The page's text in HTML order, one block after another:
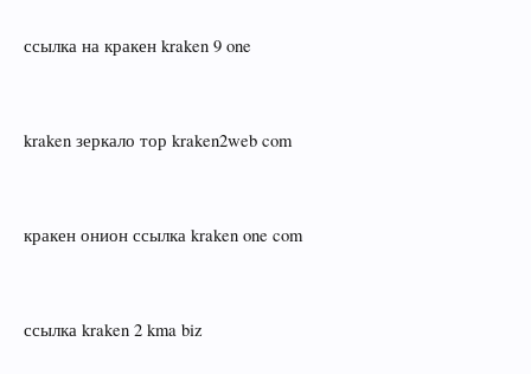
ссылка на кракен kraken 9 one
kraken зеркало тор kraken2web com
кракен онион ссылка kraken one com
ссылка kraken 2 kma biz